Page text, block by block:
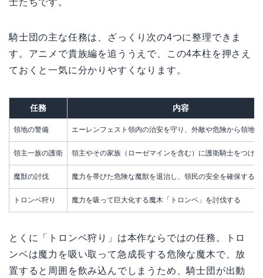
士たちです。
騎士団の主な任務は、ざっくり次の4つに整理できま
す。アニメで貴族編を追ううえで、この4本柱を押さえ
ておくと一気に分かりやすくなります。
任務 内容
領地の警備 エーレンフェスト領内の治安を守り、外敵や危険から領地
領主一族の護衛 領主やその家族（ローゼマインを含む）に護衛騎士をつけ
魔獣の討伐 魔力を帯びた危険な魔獣を退治し、領民の安全を確保する
トロンベ狩り 魔力を吸って巨大化する魔木「トロンベ」を討伐する
とくに「トロンベ狩り」は本作ならではの任務。トロ
ンベは魔力を吸い取って急成長する危険な魔木で、放
置すると周囲を飲み込んでしまうため、騎士団が出動